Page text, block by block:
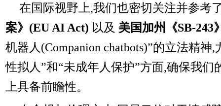
在国际视野上,我们也密切关注并参考
案》(EU AI Act) 以及 美国加州《SB-243
机器人(Companion chatbots)”的立法精神
性拟人”和“未成年人保护”方面,确保我们
上具备前瞻性。